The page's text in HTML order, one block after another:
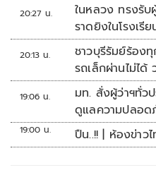
20:27 น.
ในหลวง ทรงรับ
ราดยิงในโรงเรี
20:13 น.
ชาวบุรีรัมย์ร้อง
รถเล็กผ่านไม่ได้
19:06 น.
มท. สั่งผู้ว่าฯทั่ว
ดูแลความปลอด
19:00 น. ปืน..!! | ห้องข่าว